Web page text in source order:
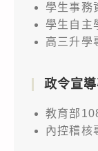
學生事務
學生自主
高三升學
政令宣
教育部
內控稽核